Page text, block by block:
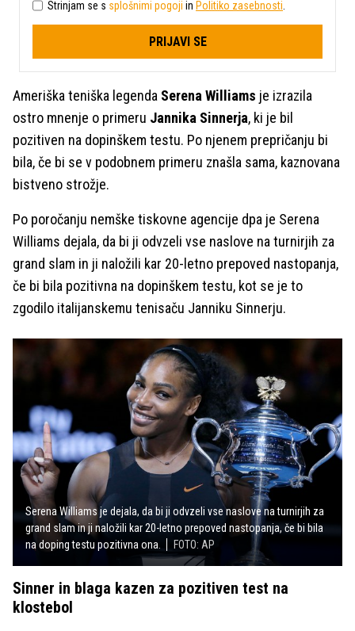
Strinjam se s splošnimi pogoji in Politiko zasebnosti
PRIJAVI SE
Ameriška teniška legenda Serena Williams je izrazila
ostro mnenje o primeru Jannika Sinnerja, ki je bil
pozitiven na dopinškem testu. Po njenem prepričanju bi
bila, če bi se v podobnem primeru znašla sama, kaznovana
bistveno strožje.
Po poročanju nemške tiskovne agencije dpa je Serena
Williams dejala, da bi ji odvzeli vse naslove na turnirjih za
grand slam in ji naložili kar 20-letno prepoved nastopanja,
če bi bila pozitivna na dopinškem testu, kot se je to
zgodilo italijanskemu tenisaču Janniku Sinnerju.
Serena Williams je dejala, da bi ji odvzeli vse naslove na turnirjih za
grand slam in ji naložili kar 20-letno prepoved nastopanja, če bi bila
na doping testu pozitivna ona.
FOTO: AP
Sinner in blaga kazen za pozitiven test na
klostebol